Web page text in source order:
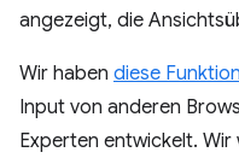
angezeigt, die
Wir haben diese
Input von anderen
Experten entwickelt.